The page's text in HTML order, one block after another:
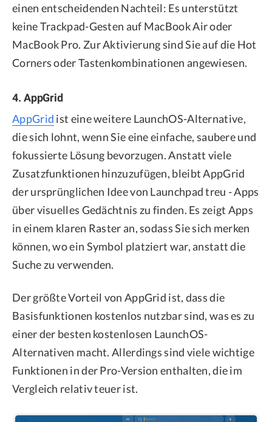
einen entscheidenden Nachteil: Es unterstützt
keine Trackpad-Gesten auf MacBook Air oder
MacBook Pro. Zur Aktivierung sind Sie auf die Hot
Corners oder Tastenkombinationen angewiesen.
4. AppGrid
AppGrid ist eine weitere LaunchOS-Alternative,
die sich lohnt, wenn Sie eine einfache, saubere und
fokussierte Lösung bevorzugen. Anstatt viele
Zusatzfunktionen hinzuzufügen, bleibt AppGrid
der ursprünglichen Idee von Launchpad treu - Apps
über visuelles Gedächtnis zu finden. Es zeigt Apps
in einem klaren Raster an, sodass Sie sich merken
können, wo ein Symbol platziert war, anstatt die
Suche zu verwenden.
Der größte Vorteil von AppGrid ist, dass die
Basisfunktionen kostenlos nutzbar sind, was es zu
einer der besten kostenlosen LaunchOS-
Alternativen macht. Allerdings sind viele wichtige
Funktionen in der Pro-Version enthalten, die im
Vergleich relativ teuer ist.